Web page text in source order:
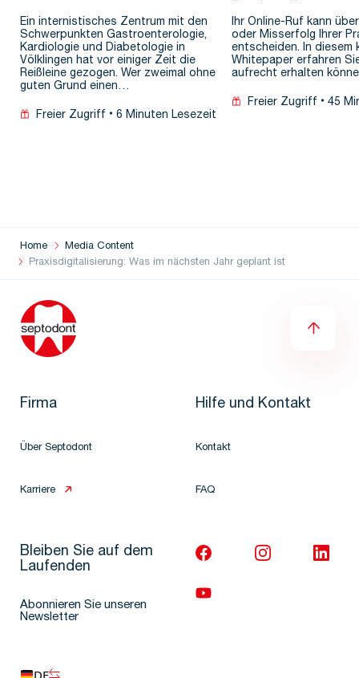
Ein internistisches Zentrum mit den
Schwerpunkten Gastroenterologie,
Kardiologie und Diabetologie in
Völklingen hat vor einiger Zeit die
Reißleine gezogen. Wer zweimal ohne
guten Grund einen…
Freier Zugriff 6 Minuten Lesezeit
Ihr Online-Ruf kann
oder Misserfolg Ihrer
entscheiden. In diesem
Whitepaper erfahren
aufrecht erhalten
Freier Zugriff 45
Home
Media Content
Praxisdigitalisierung: Was im nächsten Jahr geplant ist
Firma
Über Septodont
Karriere
Hilfe und Kontakt
Kontakt
FAQ
Bleiben Sie auf dem
Laufenden
Abonnieren Sie unseren
Newsletter
DE